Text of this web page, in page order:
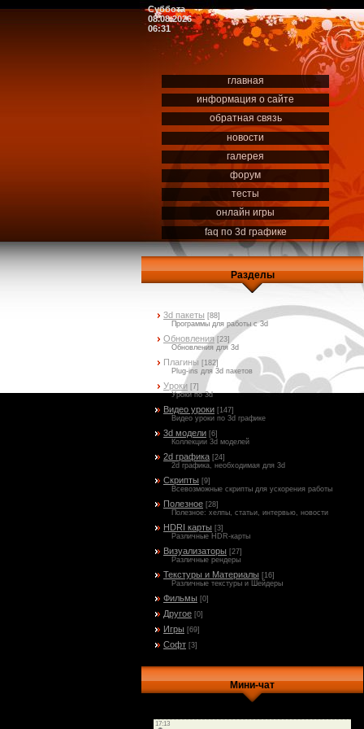
Суббота
08.08.2026
06:31
главная
информация о сайте
обратная связь
новости
галерея
форум
тесты
онлайн игры
faq по 3d графике
Разделы
3d пакеты [88]
Программы для работы с 3d
Обновления [23]
Обновления для 3d
Плагины [182]
Plug-ins для 3d пакетов
Уроки [7]
Уроки по 3d
Видео уроки [147]
Видео уроки по 3d графике
3d модели [6]
Коллекции 3d моделей
2d графика [24]
2d графика, необходимая для 3d
Скрипты [9]
Всевозможные скрипты для ускорения работы
Полезное [28]
Полезное: хелпы, статьи, интервью, новости
HDRI карты [3]
Различные HDR-карты
Визуализаторы [27]
Различные рендеры
Текстуры и Материалы [16]
Различные текстуры и Шейдеры
Фильмы [0]
Другое [0]
Игры [69]
Софт [3]
Мини-чат